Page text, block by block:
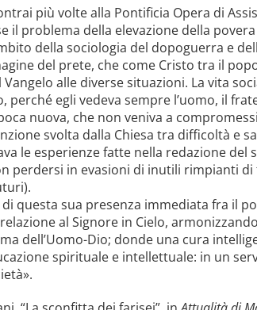
più volte alla Pontificia Opera di
il problema della elevazione della
della sociologia del dopoguerra e
del prete, che come Cristo tra il
Vangelo alle diverse situazioni. La vita
perché egli vedeva sempre l’uomo, il
nuova, che non veniva a
svolta dalla Chiesa tra difficoltà e
le esperienze fatte nella redazione del
perdersi in evasioni di inutili rimpianti
questa sua presenza immediata fra il
al Signore in Cielo,
dell’Uomo-Dio; donde una cura
spirituale e intellettuale: in un